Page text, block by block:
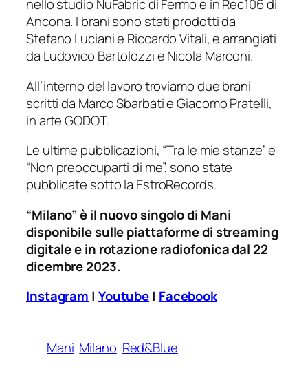
nello studio NuFabric di Fermo e in Rec106 di
Ancona. I brani sono stati prodotti da
Stefano Luciani e Riccardo Vitali, e arrangiati
da Ludovico Bartolozzi e Nicola Marconi.
All’interno del lavoro troviamo due brani
scritti da Marco Sbarbati e Giacomo Pratelli,
in arte GODOT.
Le ultime pubblicazioni, “Tra le mie stanze” e
“Non preoccuparti di me”, sono state
pubblicate sotto la EstroRecords.
“Milano” è il nuovo singolo di Mani
disponibile sulle piattaforme di streaming
digitale e in rotazione radiofonica dal 22
dicembre 2023.
Instagram | Youtube| Facebook
Mani Milano Red&Blue